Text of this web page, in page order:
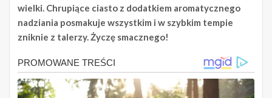
wielki. Chrupiące ciasto z dodatkiem aromatycznego
nadziania posmakuje wszystkim i w szybkim tempie
zniknie z talerzy. Życzę smacznego!